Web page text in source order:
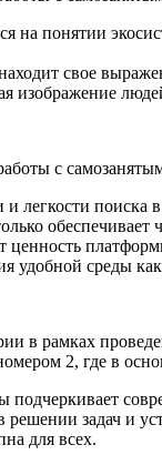
на понятии
свое
изображение
легкости поиска
удобной среды
в рамках
2, где в
подчеркивает
решении задач и
для всех.